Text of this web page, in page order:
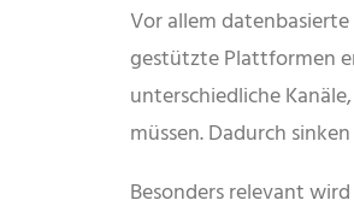
Vor allem
gestützte Plattformen
unterschiedliche
müssen. Dadurch
Besonders relevant